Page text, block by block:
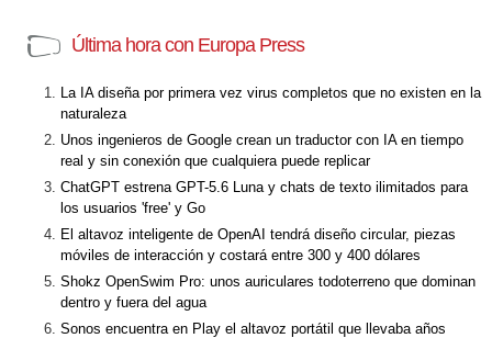
Última hora con Europa Press
La IA diseña por primera vez virus completos que no existen en la
naturaleza
Unos ingenieros de Google crean un traductor con IA en tiempo
real y sin conexión que cualquiera puede replicar
ChatGPT estrena GPT-5.6 Luna y chats de texto ilimitados para
los usuarios 'free' y Go
El altavoz inteligente de OpenAI tendrá diseño circular, piezas
móviles de interacción y costará entre 300 y 400 dólares
Shokz OpenSwim Pro: unos auriculares todoterreno que dominan
dentro y fuera del agua
Sonos encuentra en Play el altavoz portátil que llevaba años